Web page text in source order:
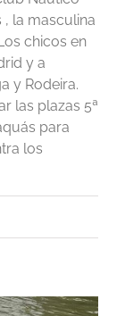
la masculina
chicos en
y a
y Rodeira.
las plazas 5ª
para
los